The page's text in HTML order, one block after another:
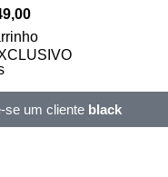
se um cliente black